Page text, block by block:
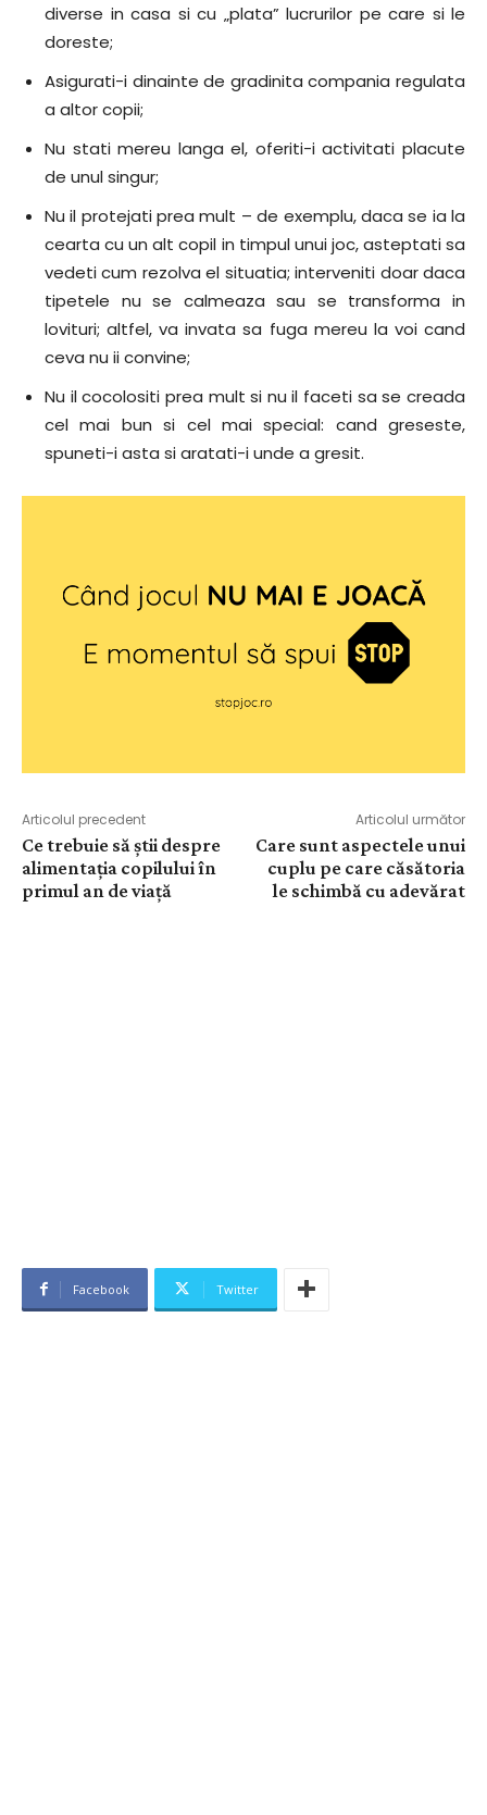
diverse in casa si cu „plata” lucrurilor pe care si le
doreste;
Asigurati-i dinainte de gradinita compania regulata
a altor copii;
Nu stati mereu langa el, oferiti-i activitati placute
de unul singur;
Nu il protejati prea mult – de exemplu, daca se ia la
cearta cu un alt copil in timpul unui joc, asteptati sa
vedeti cum rezolva el situatia; interveniti doar daca
tipetele nu se calmeaza sau se transforma in
lovituri; altfel, va invata sa fuga mereu la voi cand
ceva nu ii convine;
Nu il cocolositi prea mult si nu il faceti sa se creada
cel mai bun si cel mai special: cand greseste,
spuneti-i asta si aratati-i unde a gresit.
Articolul precedent
Ce trebuie să știi despre
alimentația copilului în
primul an de viață
Articolul următor
Care sunt aspectele unui
cuplu pe care căsătoria
le schimbă cu adevărat
Facebook Twitter